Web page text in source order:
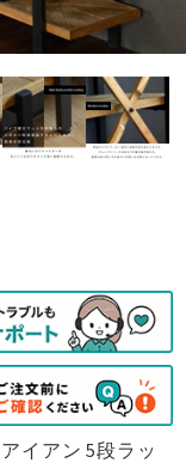
イアン 5段ラッ